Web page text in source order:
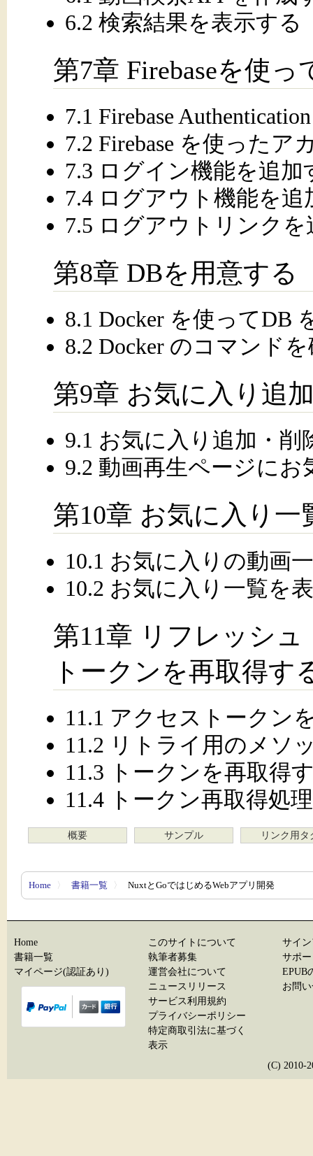
6.2 検索結果を表示する
第7章 Firebaseを使
7.1 Firebase
7.2 Firebase を使った
7.3 ログイン機能を追加
7.4 ログアウト機能を追
7.5 ログアウトリンク
第8章 DBを用意する
8.1 Docker を使ってDB
8.2 Docker のコマンド
第9章 お気に入り追
9.1 お気に入り追加・
9.2 動画再生ページに
第10章 お気に入り
10.1 お気に入りの動画
10.2 お気に入り一覧を
第11章 リフレッシ
トークンを再取得す
11.1 アクセストークン
11.2 リトライ用のメソ
11.3 トークンを再取得
11.4 トークン再取得処
概要 サンプル リンク用タ
Home 〉 書籍一覧 〉 NuxtとGoではじめるWebアプリ開発
Home
書籍一覧
マイページ(認証あり)
このサイトについて
執筆者募集
運営会社について
ニュースリリース
サービス利用規約
プライバシーポリシー
特定商取引法に基づく
表示
サイ
サポ
EPUB
お問
(C) 2010-